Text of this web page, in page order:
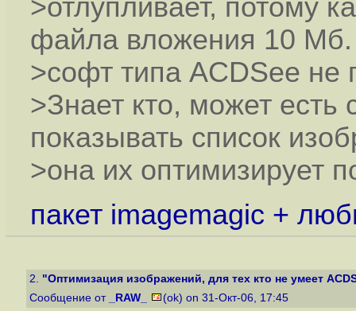
>отлупливает, потому
файла вложения 10
>софт типа ACDSee не
>Знает кто, может
показывать список
>она их оптимизирует
пакет imagemagic +
2. "Оптимизация изображений, для тех кто не умеет
Сообщение от
_RAW_ (ok) on 31-Окт-06, 17:45